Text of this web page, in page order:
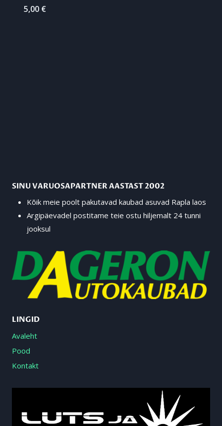
5,00 €
SINU VARUOSAPARTNER AASTAST 2002
Kõik meie poolt pakutavad kaubad asuvad Rapla laos
Argipäevadel postitame teie ostu hiljemalt 24 tunni
jooksul
LINGID
Avaleht
Pood
Kontakt